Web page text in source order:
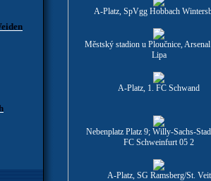
A-Platz, SpVgg Hobbach
Městský stadion u Ploučnice,
Lipa
A-Platz, 1. FC Schwand
Nebenplatz Platz 9; Willy-Sachs-
FC Schweinfurt 05 2
A-Platz, SG Ramsberg/St. Veit